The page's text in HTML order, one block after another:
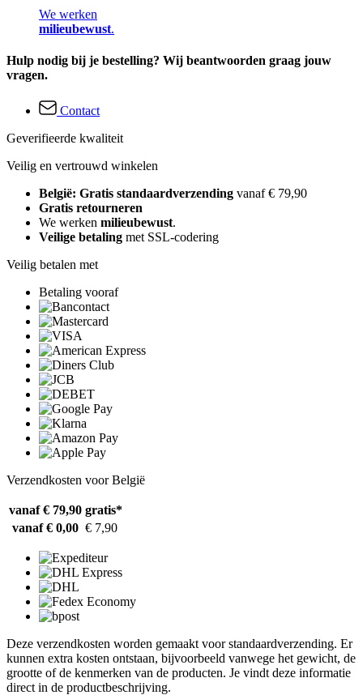
We werken
milieubewust.
Hulp nodig bij je bestelling? Wij beantwoorden graag jouw
vragen.
Contact
Geverifieerde kwaliteit
Veilig en vertrouwd winkelen
België: Gratis standaardverzending vanaf € 79,90
Gratis retourneren
We werken milieubewust.
Veilige betaling met SSL-codering
Veilig betalen met
Betaling vooraf
Verzendkosten voor België
vanaf € 79,90 gratis*
vanaf € 0,00 € 7,90
Deze verzendkosten worden gemaakt voor standaardverzending. Er
kunnen extra kosten ontstaan, bijvoorbeeld vanwege het gewicht, de
grootte of de kenmerken van de producten. Je vindt deze informatie
direct in de productbeschrijving.